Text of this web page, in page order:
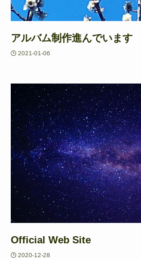
アルバム制作進んでいます
2021-01-06
Official Web Site
2020-12-28